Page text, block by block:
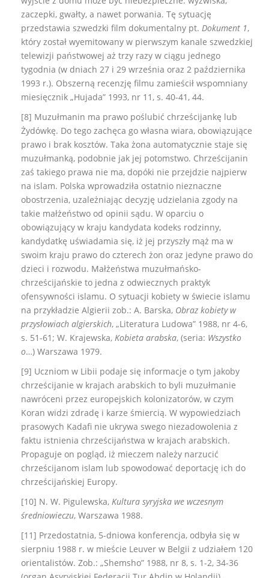
zaczepki, gwałty, a nawet porwania. Tę sytuację
przedstawia szwedzki film dokumentalny pt. Dokument 1,
który został wyemitowany w pierwszym kanale szwedzkiej
telewizji państwowej aż trzy razy w ciągu jednego
tygodnia (w dniach 27 i 29 września oraz 2 października
1993 r.). Obszerną recenzję filmu zamieścił wspomniany
miesięcznik „Hujada” 1993, nr 11, s. 40-41, 44.
[8] Muzułmanin ma prawo poślubić chrześcijankę lub
Żydówkę. Do tego zachęca go własna wiara, obowiązujące
prawo i brak kosztów. Taka żona automatycznie staje się
muzułmanką, podobnie jak jej potomstwo. Chrześcijanin
zaś takiego prawa nie ma, dopóki nie przejdzie najpierw
na islam. Polska wprowadziła ostatnio nieznaczne
obostrzenia, uzależniając decyzję udzielania zgody na
takie małżeństwo od opinii sądu. W oparciu o
obowiązujący w kraju kandydata kodeks rodzinny,
kandydatkę uświadamia się, iż jej przyszły mąż ma w
swoim kraju prawo do czterech żon oraz jedyne prawo do
dzieci i rozwodu. Małżeństwa muzułmańsko-
chrześcijańskie to jedna z odwiecznych praktyk
ofensywności islamu. O sytuacji kobiety w świecie islamu
na przykładzie Algierii zob.: A. Barska, Obraz kobiety w
przysłowiach algierskich, „Literatura Ludowa” 1988, nr 4-6,
s. 51-61; W. Krajewska, Kobieta arabska, (seria: Wszystko
o…) Warszawa 1979.
[9] Uczniom w Libii podaje się informacje o tym jakoby
chrześcijanie w krajach arabskich to byli muzułmanie
nawróceni przez europejskich kolonizatorów, w czym
Koran widzi zdradę i karze śmiercią. W wypowiedziach
prasowych Kadafi nie ukrywa swego niezadowolenia z
faktu istnienia chrześcijaństwa w krajach arabskich.
Propaguje on pogląd, iż mieczem należy narzucić
chrześcijanom islam lub spowodować deportację ich do
chrześcijańskiej Europy.
[10] N. W. Pigulewska, Kultura syryjska we wczesnym
średniowieczu, Warszawa 1988.
[11] Przedostatnia, 5-dniowa konferencja, odbyła się w
sierpniu 1988 r. w mieście Leuver w Belgii z udziałem 120
orientalistów. Zob.: „Shemsho” 1988, nr 8, s. 1-2, 34-36